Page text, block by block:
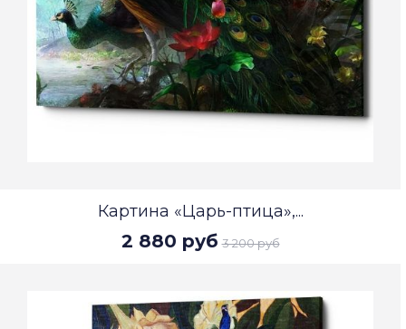
Картина «Царь-птица»,...
2 880 руб 3 200 руб